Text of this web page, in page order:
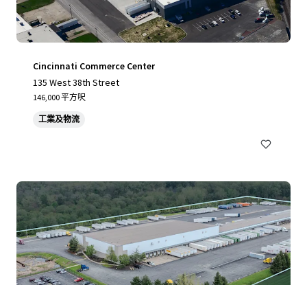
Cincinnati Commerce Center
135 West 38th Street
146,000 平方呎
工業及物流